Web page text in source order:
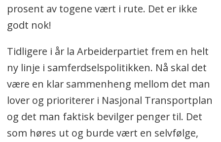
prosent av togene vært i rute. Det er ikke
godt nok!
Tidligere i år la Arbeiderpartiet frem en helt
ny linje i samferdselspolitikken. Nå skal det
være en klar sammenheng mellom det man
lover og prioriterer i Nasjonal Transportplan
og det man faktisk bevilger penger til. Det
som høres ut og burde vært en selvfølge,